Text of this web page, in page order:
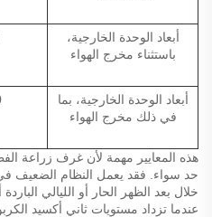
أبعاد الوحدة الخارجية،
باستثناء مخرج الهواء
أبعاد الوحدة الخارجية، بما
في ذلك مخرج الهواء
هذه المعايير مهمة لأن غرف زراعة
حد سواء. فقد يعمل النظام الضعيف
خلال بعد الظهر الحار أو الليالي الباردة
عندما تزداد مستويات ثاني أكسيد